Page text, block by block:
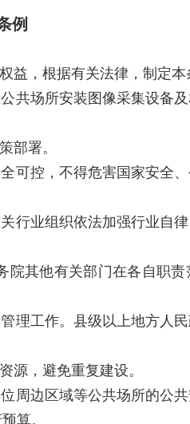
例
，根据有关法律，制定本
场所安装图像采集设备
部署。
可控，不得危害国家安全
业组织依法加强行业自
其他有关部门在各自职
理工作。县级以上地方人
，避免重复建设。
边区域等公共场所的公
算。